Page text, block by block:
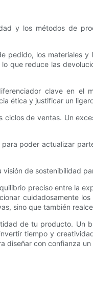
y los métodos de
los materiales
que reduce las
clave en el
ética y justificar un
de ventas. Un
poder actualizar
de sostenibilidad
preciso entre la
cuidadosamente
sino que también
de tu producto. Un
tiempo y
con confianza